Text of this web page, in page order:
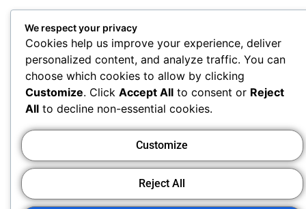
We respect your privacy
Cookies help us improve your experience, deliver
personalized content, and analyze traffic. You can
choose which cookies to allow by clicking
Customize. Click Accept All to consent or Reject
All to decline non-essential cookies.
Customize
Reject All